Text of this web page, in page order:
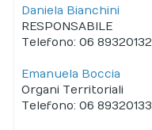
Daniela Bianchini
RESPONSABILE
Telefono: 06 89320132
Emanuela Boccia
Organi Territoriali
Telefono: 06 89320133